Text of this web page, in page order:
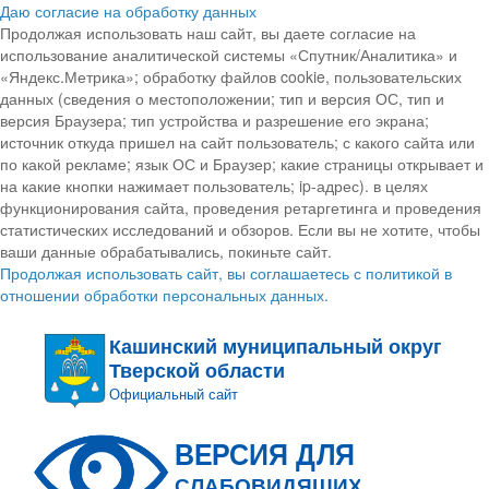
Даю согласие на обработку данных
Продолжая использовать наш сайт, вы даете согласие на
использование аналитической системы «Спутник/Аналитика» и
«Яндекс.Метрика»; обработку файлов cookie, пользовательских
данных (сведения о местоположении; тип и версия ОС, тип и
версия Браузера; тип устройства и разрешение его экрана;
источник откуда пришел на сайт пользователь; с какого сайта или
по какой рекламе; язык ОС и Браузер; какие страницы открывает и
на какие кнопки нажимает пользователь; ip-адрес). в целях
функционирования сайта, проведения ретаргетинга и проведения
статистических исследований и обзоров. Если вы не хотите, чтобы
ваши данные обрабатывались, покиньте сайт.
Продолжая использовать сайт, вы соглашаетесь с политикой в
отношении обработки персональных данных.